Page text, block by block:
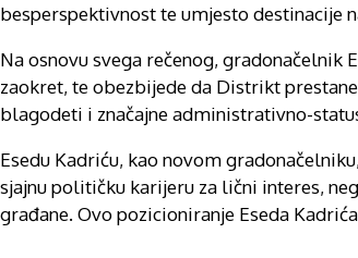
besperspektivnost te umjesto destinacije
Na osnovu svega rečenog,
zaokret, te obezbijede da Distrikt
blagodeti i značajne administrativno-
Esedu Kadriću, kao novom
sjajnu političku karijeru za lični interes,
građane. Ovo pozicioniranje Eseda